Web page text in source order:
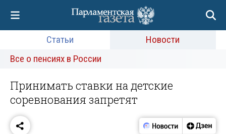
Статьи
Новости
Все о пенсиях в России
Принимать ставки на детские
соревнования запретят